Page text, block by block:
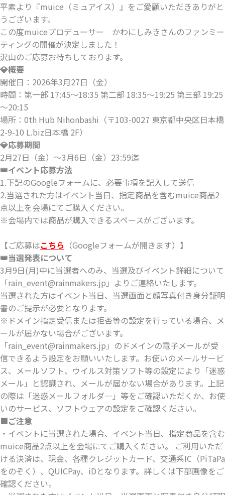
平素より『muice（ミュアイス）』をご愛顧いただきありがと
うございます。
この度muiceプロデューサー かわにしみきさんのファンミー
ティングの開催が決定しました！
沢山のご応募お待ちしております。
💎概要
開催日：2026年3月27日（金）
時間：第一部 17:45～18:35 第二部 18:35～19:25 第三部 19:25
～20:15
場所：0th Hub Nihonbashi（〒103-0027 東京都中央区日本橋
2-9-10 L.biz日本橋 2F）
💎応募期間
2月27日（金）～3月6日（金）23:59迄
👑イベント応募方法
1.下記のGoogleフォームに、必要事項を記入して送信
2.当選された方はイベント当日、指定商品を含むmuice商品2
点以上を会場にてご購入ください。
※会場内では商品が購入できるスペースがございます。
【ご応募はこちら （Googleフォームが開きます）】
👑当選発表について
3月9日(月)中に当選者へのみ、当選及びイベント詳細について
「rain_event@rainmakers.jp」よりご連絡いたします。
当選された方はイベント当日、当選画面と顔写真付き身分証明
書のご提示が必要となります。
※ドメイン指定受信または拒否等の設定を行っている場合、メ
ールが届かない場合がございます。
「rain_event@rainmakers.jp」のドメインの電子メールが受
信できるよう設定をお願いいたします。お使いのメールサービ
ス、メールソフト、ウイルス対策ソフト等の設定により「迷惑
メール」と認識され、メールが届かない場合があります。上記
の際は「迷惑メールフォルダ―」等をご確認いただくか、お使
いのサービス、ソフトウェアの設定をご確認ください。
■ご注意
・イベントに当選された場合、イベント当日、指定商品を含む
muice商品2点以上を会場にてご購入ください。 ご利用いただ
ける決済は、現金、各種クレジットカード、交通系IC（PiTaPa
をのぞく）、QUICPay、iDとなります。詳しくは下部画像をご
確認ください。